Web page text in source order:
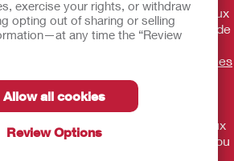
exercise your rights, or withdraw
opting out of sharing or selling
any time the “Review
Allow all cookies
Review Options
Ces dispositifs médicaux
règlementés qui portent, au titre de
marquage CE.Consultez
figurant sur les notices et/ou les
ne sont pas des conseils médicaux
les conseils de votre médecin ou
de santé compétent. Ces